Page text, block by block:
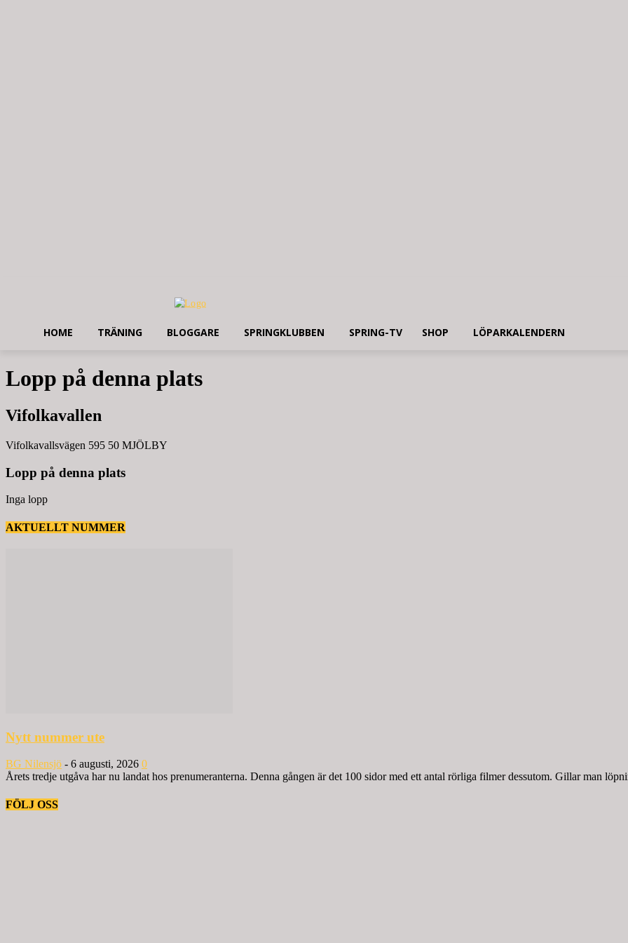
HOME TRÄNING BLOGGARE SPRINGKLUBBEN SPRING-TV SHOP LÖPARKALENDERN
Lopp på denna plats
Vifolkavallen
Vifolkavallsvägen 595 50 MJÖLBY
Lopp på denna plats
Inga lopp
AKTUELLT NUMMER
Nytt nummer ute
BG Nilensjö - 6 augusti, 2026 0
Årets tredje utgåva har nu landat hos prenumeranterna. Denna gången är det 100 sidor med ett antal rörliga filmer dessutom. Gillar man
FÖLJ OSS